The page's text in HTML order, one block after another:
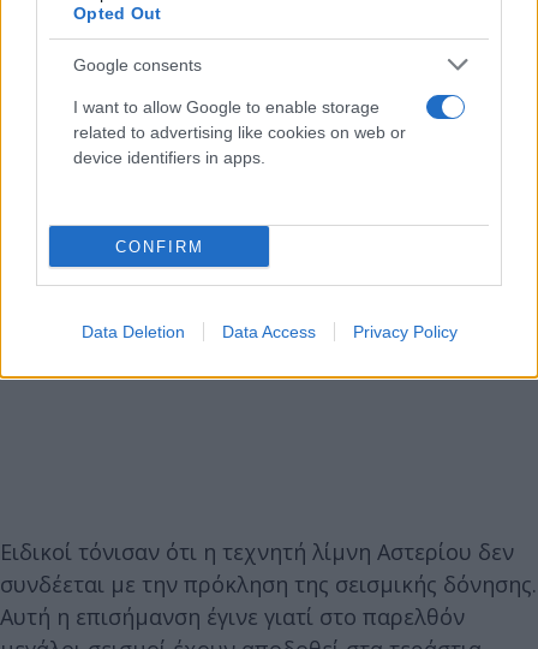
Opted Out
Google consents
I want to allow Google to enable storage
related to advertising like cookies on web or
device identifiers in apps.
CONFIRM
Data Deletion Data Access Privacy Policy
Ειδικοί τόνισαν ότι η τεχνητή λίμνη Αστερίου δεν
συνδέεται με την πρόκληση της σεισμικής δόνησης.
Αυτή η επισήμανση έγινε γιατί στο παρελθόν